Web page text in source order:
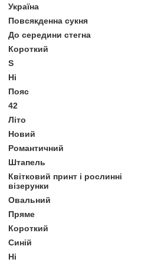
Україна
Повсякденна сукня
До середини стегна
Короткий
S
Ні
Пояс
42
Літо
Новий
Романтичний
Штапель
Квітковий принт і рослинні
візерунки
Овальний
Пряме
Короткий
Синій
Ні